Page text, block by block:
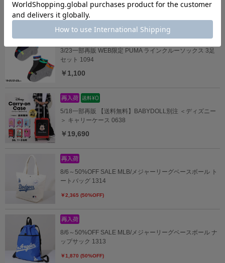
￥1,100
3/23一部再販 WEB限定 PUMA ラインクルーソックス 3足
セット 1094
￥1,100
5/18一部再販 【送料無料】BABYDOLL別注 ＜ディズニー
＞ キャリーケース 0638
￥19,690
8/6～50%OFF SALE MLB/メジャーリーグベースボール ト
ートバッグ 1314
￥2,365 (50%OFF)
8/6～50%OFF SALE MLB/メジャーリーグベースボール ナ
ップサック 1313
￥1,870 (50%OFF)